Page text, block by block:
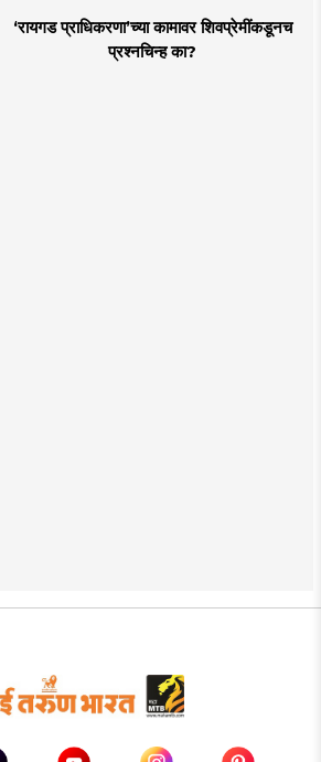
‘रायगड प्राधिकरणा’च्या कामावर शिवप्रेमींकडूनच
प्रश्नचिन्ह का?